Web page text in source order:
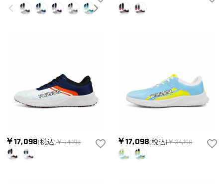
￥17,098(税込)￥34,198 ￥17,098(税込)￥34,198